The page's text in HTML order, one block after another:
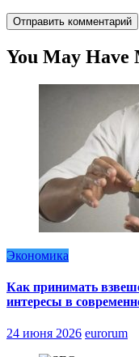
You May Have
Экономика
Как принимать
интересы в
24 июня 2026 eurorum